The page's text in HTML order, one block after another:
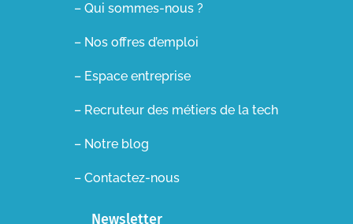
– Qui sommes-nous ?
– Nos offres d’emploi
– Espace entreprise
– Recruteur des métiers de la tech
– Notre blog
– Contactez-nous
Newsletter